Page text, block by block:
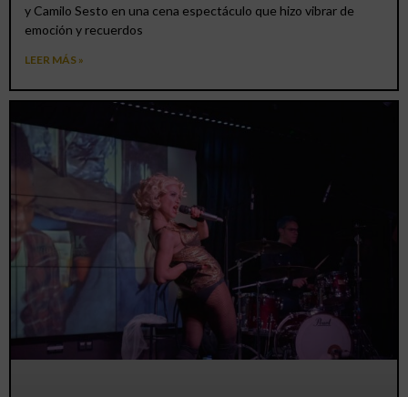
y Camilo Sesto en una cena espectáculo que hizo vibrar de
emoción y recuerdos
LEER MÁS »